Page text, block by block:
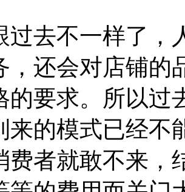
过去不一样了，
，还会对店铺的
的要求。所以过
来的模式已经不
费者就敢不来，